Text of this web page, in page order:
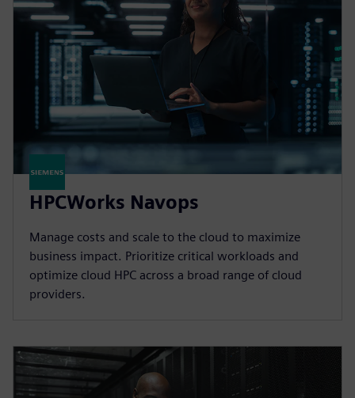
HPCWorks Navops
Manage costs and scale to the cloud to maximize
business impact. Prioritize critical workloads and
optimize cloud HPC across a broad range of cloud
providers.